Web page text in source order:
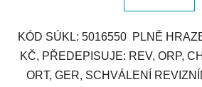
KÓD SÚKL: 5016550 PLNĚ
KČ, PŘEDEPISUJE: REV, ORP,
ORT, GER, SCHVÁLENÍ